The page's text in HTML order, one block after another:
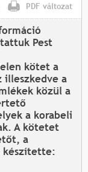
PDF változat
Pest
kötet a
illeszkedve a
közül a
a korabeli
A kötetet
a
készítette: